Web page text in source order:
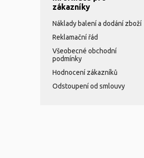
zákazníky
Náklady balení a dodání zboží
Reklamační řád
Všeobecné obchodní
podmínky
Hodnocení zákazníků
Odstoupení od smlouvy